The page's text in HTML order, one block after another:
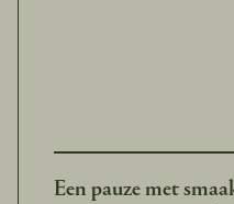
Een pauze met